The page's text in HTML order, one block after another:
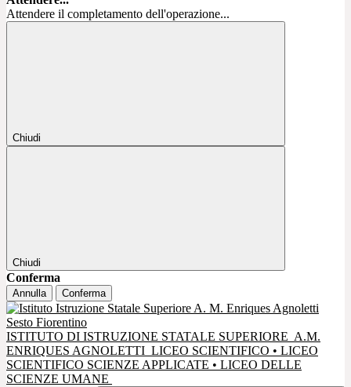
Attendere il completamento dell'operazione...
Chiudi
Chiudi
Conferma
Annulla Conferma
ISTITUTO DI ISTRUZIONE STATALE SUPERIORE A.M.
ENRIQUES AGNOLETTI LICEO SCIENTIFICO • LICEO
SCIENTIFICO SCIENZE APPLICATE • LICEO DELLE
SCIENZE UMANE